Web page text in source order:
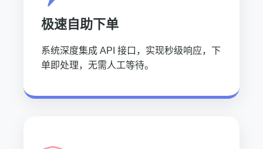
极速自助下单
系统深度集成 API 接口，实现秒级响应，下
单即处理，无需人工等待。